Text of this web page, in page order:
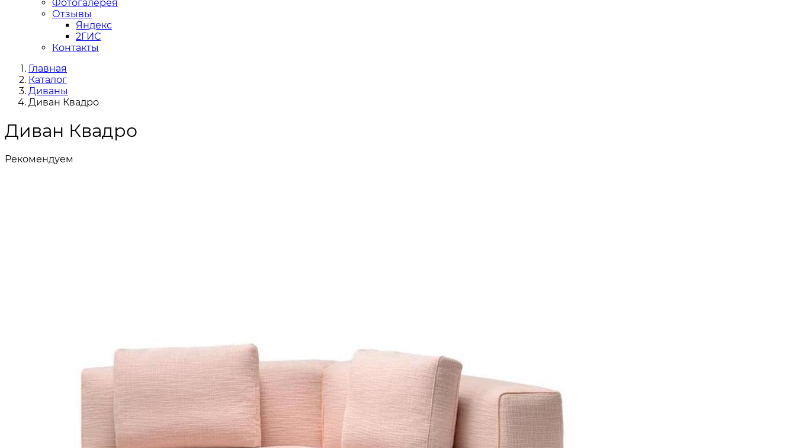
Фотогалерея
Отзывы
Яндекс
2ГИС
Контакты
Главная
Каталог
Диваны
Диван Квадро
Диван Квадро
Рекомендуем